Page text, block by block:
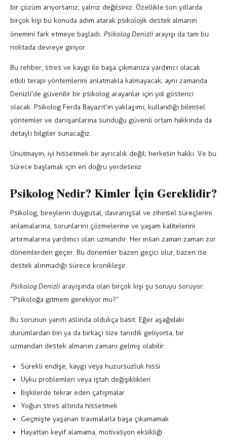
bir çözüm arıyorsanız, yalnız değilsiniz. Özellikle son yıllarda
birçok kişi bu konuda adım atarak psikolojik destek almanın
önemini fark etmeye başladı. Psikolog Denizliarayışı da tam bu
noktada devreye giriyor.
Bu rehber, stres ve kaygı ile başa çıkmanıza yardımcı olacak
etkili terapi yöntemlerini anlatmakla kalmayacak; aynı zamanda
Denizli’de güvenilir bir psikolog arayanlar için yol gösterici
olacak. Psikolog Ferda Bayazıt’ın yaklaşımı, kullandığı bilimsel
yöntemler ve danışanlarına sunduğu güvenli ortam hakkında da
detaylı bilgiler sunacağız.
Unutmayın, iyi hissetmek bir ayrıcalık değil; herkesin hakkı. Ve bu
sürece başlamak için en doğru yerdesiniz.
Psikolog Nedir? Kimler İçin Gereklidir?
Psikolog, bireylerin duygusal, davranışsal ve zihinsel süreçlerini
anlamalarına, sorunlarını çözmelerine ve yaşam kalitelerini
artırmalarına yardımcı olan uzmandır. Her insan zaman zaman zor
dönemlerden geçer. Bu dönemler bazen geçici olur, bazen ise
destek alınmadığı sürece kronikleşir.
Psikolog Denizliarayışında olan birçok kişi şu soruyu soruyor:
“Psikoloğa gitmem gerekiyor mu?”
Bu sorunun yanıtı aslında oldukça basit. Eğer aşağıdaki
durumlardan biri ya da birkaçı size tanıdık geliyorsa, bir
uzmandan destek almanın zamanı gelmiş olabilir:
Sürekli endişe, kaygı veya huzursuzluk hissi
Uyku problemleri veya iştah değişiklikleri
İlişkilerde tekrar eden çatışmalar
Yoğun stres altında hissetmek
Geçmişte yaşanan travmalarla başa çıkamamak
Hayattan keyif alamama, motivasyon eksikliği